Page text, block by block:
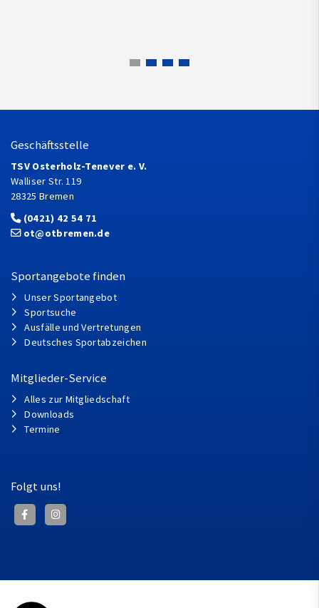
Geschäftsstelle
TSV Osterholz-Tenever e. V.
Walliser Str. 119
28325 Bremen
(0421) 42 54 71
ot@otbremen.de
Sportangebote finden
Unser Sportangebot
Sportsuche
Ausfälle und Vertretungen
Deutsches Sportabzeichen
Mitglieder-Service
Alles zur Mitgliedschaft
Downloads
Termine
Folgt uns!